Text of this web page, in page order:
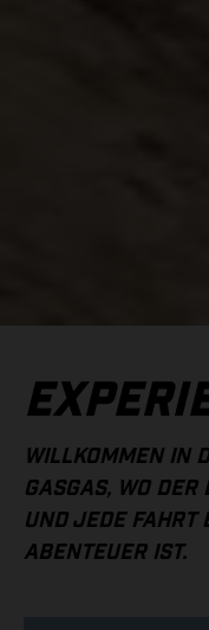
WILLKOMMEN IN
GASGAS, WO DER
UND JEDE FAHRT
ABENTEUER IST.